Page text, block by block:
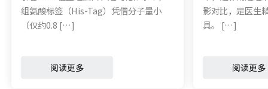
组氨酸标签（His-Tag）凭借分子量小
（仅约0.8 […]
阅读更多
影对比，是医生
具。 […]
阅读更多